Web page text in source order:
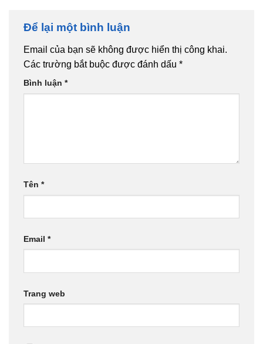
Để lại một bình luận
Email của bạn sẽ không được hiển thị công khai.
Các trường bắt buộc được đánh dấu *
Bình luận *
Tên *
Email *
Trang web